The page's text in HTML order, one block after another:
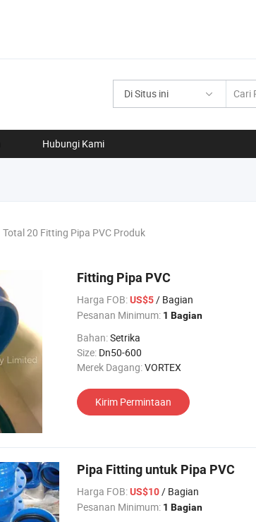
Di Situs ini
Hubungi Kami
Total 20 Fitting Pipa PVC Produk
Fitting Pipa PVC
Harga FOB:US$5/ Bagian
Pesanan Minimum: 1 Bagian
Bahan:Setrika
Size: Dn50-600
Merek Dagang:VORTEX
Kirim Permintaan
Pipa Fitting untuk Pipa PVC
Harga FOB:US$10/ Bagian
Pesanan Minimum: 1 Bagian